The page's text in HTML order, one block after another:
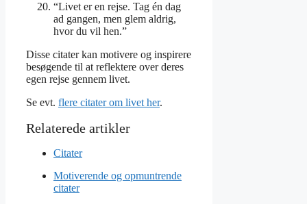
“Livet er en rejse. Tag én dag
ad gangen, men glem aldrig,
hvor du vil hen.”
Disse citater kan motivere og inspirere
besøgende til at reflektere over deres
egen rejse gennem livet.
Se evt. flere citater om livet her.
Citater
Motiverende og opmuntrende
citater